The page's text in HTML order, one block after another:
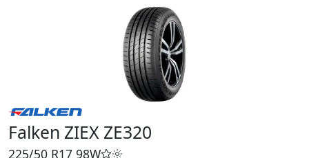
Falken ZIEX ZE320
225/50 R17 98W